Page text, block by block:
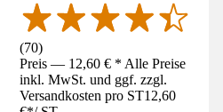
(70)
Preis — 12,60 € * Alle Preise
inkl. MwSt. und ggf. zzgl.
Versandkosten pro ST12,60